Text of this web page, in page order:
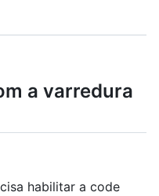
a varredura
habilitar a code